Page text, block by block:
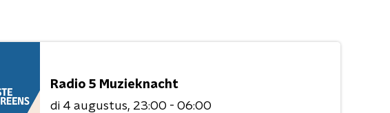
Radio 5 Muzieknacht
di 4 augustus 23:00 - 06:00